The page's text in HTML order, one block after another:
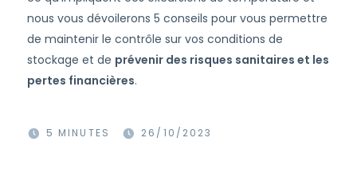
nous vous dévoilerons 5 conseils pour vous permettre
de maintenir le contrôle sur vos conditions de
stockage et de prévenir des risques sanitaires et les
pertes financières.
5 MINUTES 26/10/2023